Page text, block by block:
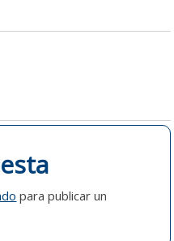
para publicar un